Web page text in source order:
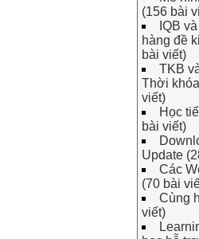
(156 bài
IQB
hàng đề
bài viết)
TKB
Thời
viết)
Học
bài viết)
Update
Các
(70 bài
Cùng
viết)